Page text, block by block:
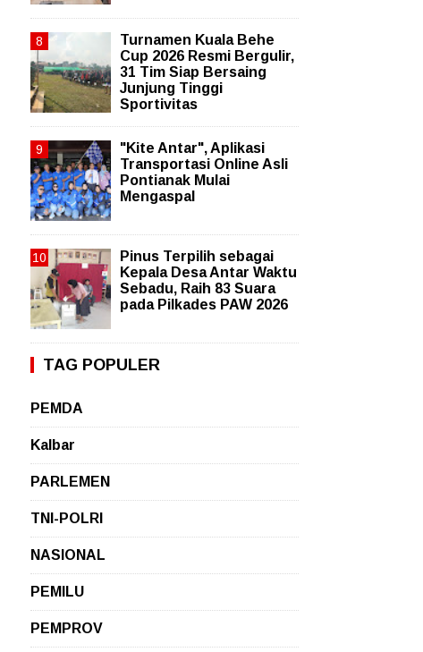
Turnamen Kuala Behe
Cup 2026 Resmi Bergulir,
31 Tim Siap Bersaing
Junjung Tinggi
Sportivitas
"Kite Antar", Aplikasi
Transportasi Online Asli
Pontianak Mulai
Mengaspal
Pinus Terpilih sebagai
Kepala Desa Antar Waktu
Sebadu, Raih 83 Suara
pada Pilkades PAW 2026
TAG POPULER
PEMDA
Kalbar
PARLEMEN
TNI-POLRI
NASIONAL
PEMILU
PEMPROV